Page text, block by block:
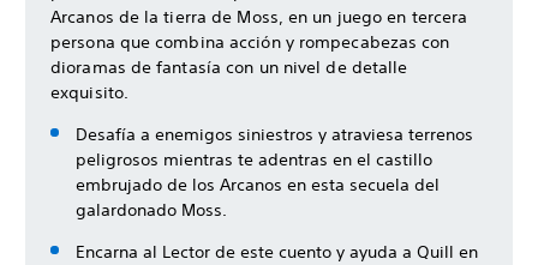
Arcanos de la tierra de Moss, en un juego en tercera
persona que combina acción y rompecabezas con
dioramas de fantasía con un nivel de detalle
exquisito.
Desafía a enemigos siniestros y atraviesa terrenos
peligrosos mientras te adentras en el castillo
embrujado de los Arcanos en esta secuela del
galardonado Moss.
Encarna al Lector de este cuento y ayuda a Quill en